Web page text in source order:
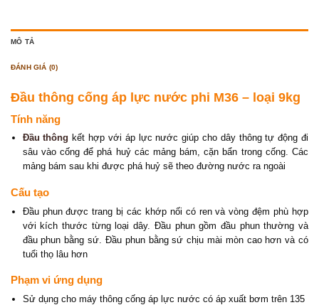
MÔ TẢ
ĐÁNH GIÁ (0)
Đầu thông cống áp lực nước phi M36 – loại 9kg
Tính năng
Đầu thông kết hợp với áp lực nước giúp cho dây thông tự động đi
sâu vào cống để phá huỷ các mảng bám, cặn bẩn trong cống. Các
mảng bám sau khi được phá huỷ sẽ theo đường nước ra ngoài
Cấu tạo
Đầu phun được trang bị các khớp nối có ren và vòng đệm phù hợp
với kích thước từng loại dây. Đầu phun gồm đầu phun thường và
đầu phun bằng sứ. Đầu phun bằng sứ chịu mài mòn cao hơn và có
tuổi thọ lâu hơn
Phạm vi ứng dụng
Sử dụng cho máy thông cống áp lực nước có áp xuất bơm trên 135